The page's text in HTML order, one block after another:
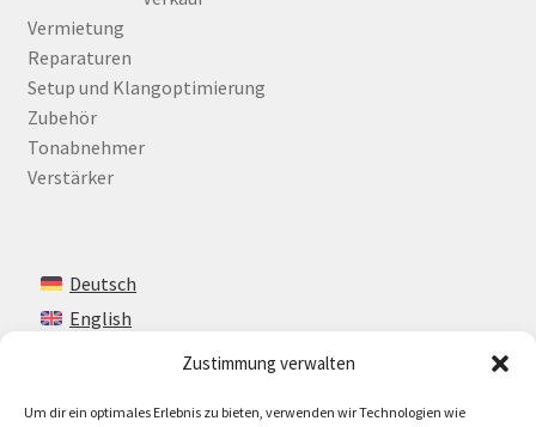
Zustimmung verwalten
Um dir ein optimales Erlebnis zu bieten, verwenden wir Technologien wie
Vermietung
Reparaturen
Setup und Klangoptimierung
Zubehör
Tonabnehmer
Verstärker
Deutsch
English
Kontakt